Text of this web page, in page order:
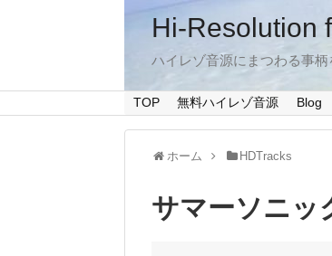
Hi-Resolution
ハイレゾ音源にまつわる事
TOP 無料ハイレゾ音源 Blog
ホーム HDTracks
サマーソニッ